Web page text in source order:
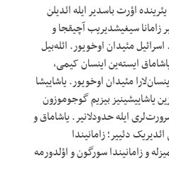
اؤرت باسدیر ایله ائدیلن
زامانا سیغیشدیریب آچیقجا و
مئیدان اوخویور. ائله‌بیل
ایسته‌ین اینسان کیمی،
مئیدان اوخویور. یاشاییشا
یاشاییشینیز بیزیم گوجوموزون
ایله حدودلانیر. یاشاماق و
دئییر؛ زامانیندا
و زامانیندا سورگون و اؤلدورمه